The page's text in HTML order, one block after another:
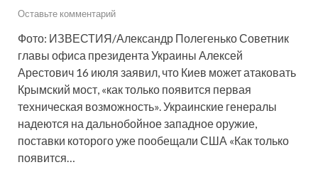
Оставьте комментарий
Фото: ИЗВЕСТИЯ/Александр Полегенько Советник
главы офиса президента Украины Алексей
Арестович 16 июля заявил, что Киев может атаковать
Крымский мост, «как только появится первая
техническая возможность». Украинские генералы
надеются на дальнобойное западное оружие,
поставки которого уже пообещали США «Как только
появится…